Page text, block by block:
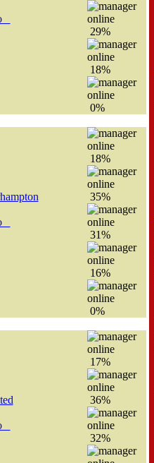
29%
18%
0%
18%
35%
31%
16%
0%
17%
36%
32%